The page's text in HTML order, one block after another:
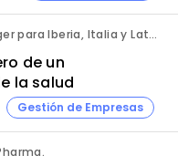
Carlos Vieira. Country Manager para Iberia, Italia y Latam. Hornetsecurity.
de un
la salud
Gestión de Empresas